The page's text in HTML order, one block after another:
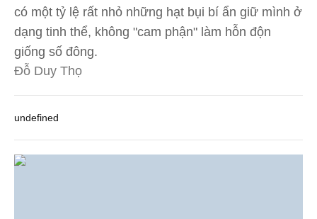
có một tỷ lệ rất nhỏ những hạt bụi bí ẩn giữ mình ở
dạng tinh thể, không "cam phận" làm hỗn độn
giống số đông.
Đỗ Duy Thọ
undefined